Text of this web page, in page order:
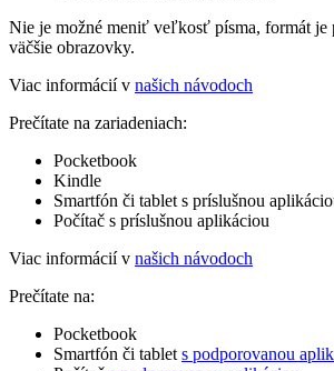
Nie je možné meniť veľkosť písma, formát je
väčšie obrazovky.
Viac informácií v našich návodoch
Prečítate na zariadeniach:
Pocketbook
Kindle
Smartfón či tablet s príslušnou
Počítač s príslušnou aplikáciou
Viac informácií v našich návodoch
Prečítate na:
Pocketbook
Smartfón či tablet s podporovanou